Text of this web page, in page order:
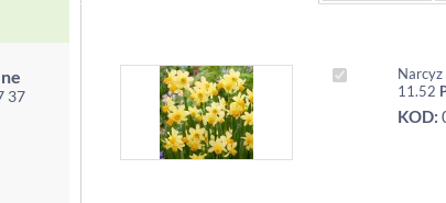
37
Narcyz
11.52
KOD: